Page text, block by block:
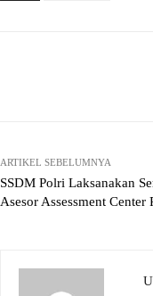
ARTIKEL SEBELUMNYA
SSDM Polri Laksanakan
Asesor Assessment Center